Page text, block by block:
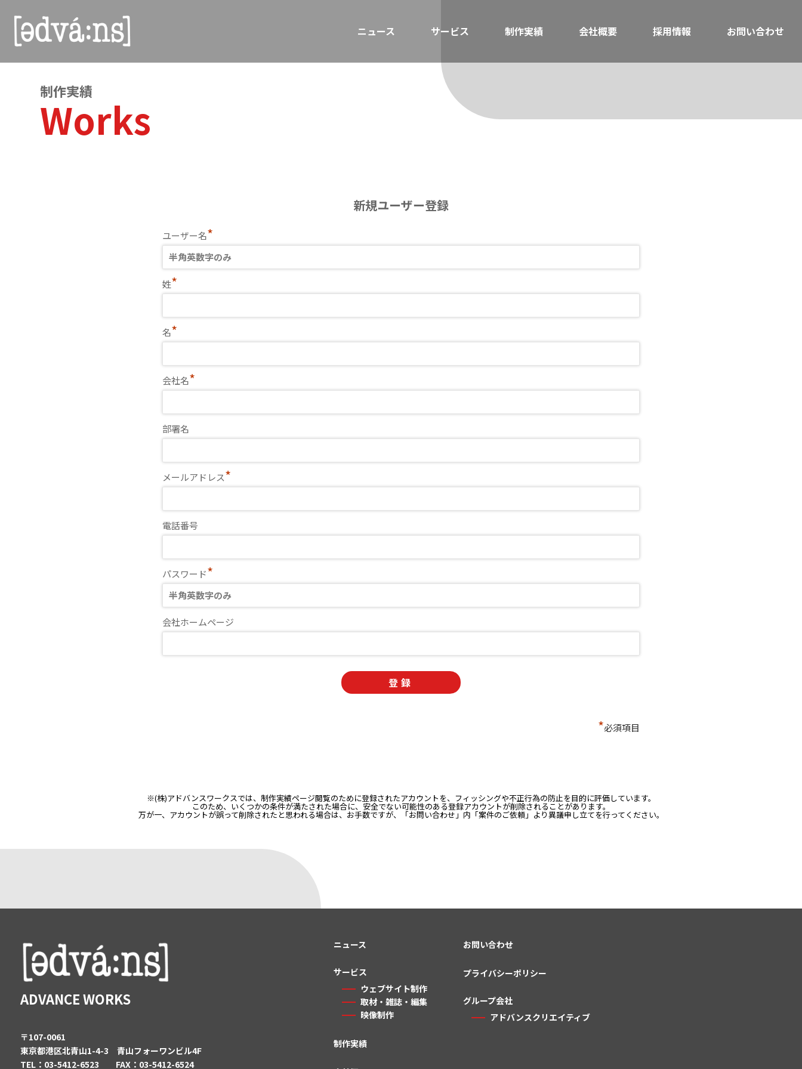
ニュース サービス 制作実績 会社概要 採用情報 お問い合わせ
制作実績
Works
新規ユーザー登録
ユーザー名*
姓*
名*
会社名*
部署名
メールアドレス*
電話番号
パスワード*
会社ホームページ
*必須項目
※(株)アドバンスワークスでは、制作実績ページ閲覧のために登録されたアカウントを、フィッシングや不正行為の防止を目的に評価しています。
このため、いくつかの条件が満たされた場合に、安全でない可能性のある登録アカウントが削除されることがあります。
万が一、アカウントが誤って削除されたと思われる場合は、お手数ですが、「お問い合わせ」内「案件のご依頼」より異議申し立てを行ってください。
ADVANCE WORKS
〒107-0061
東京都港区北青山1-4-3 青山フォーワンビル4F
TEL：03-5412-6523 FAX：03-5412-6524
ニュース
サービス
ウェブサイト制作
取材・雑誌・編集
映像制作
制作実績
お問い合わせ
プライバシーポリシー
グループ会社
アドバンスクリエイティブ